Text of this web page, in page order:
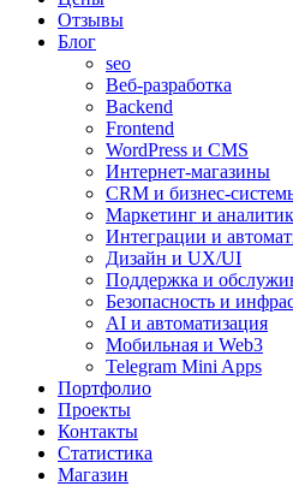
Отзывы
Блог
seo
Веб-разработка
Backend
Frontend
WordPress и CMS
Интернет-магазины
CRM и бизнес-
Маркетинг и
Интеграции и
Дизайн и UX/UI
Поддержка и
Безопасность и
AI и автоматизация
Мобильная и Web3
Telegram Mini Apps
Портфолио
Проекты
Контакты
Статистика
Магазин